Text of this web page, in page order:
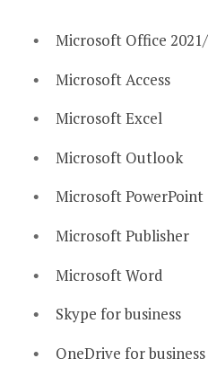
Microsoft Office
Microsoft Access
Microsoft Excel
Microsoft Outlook
Microsoft PowerPoint
Microsoft Publisher
Microsoft Word
Skype for business
OneDrive for business